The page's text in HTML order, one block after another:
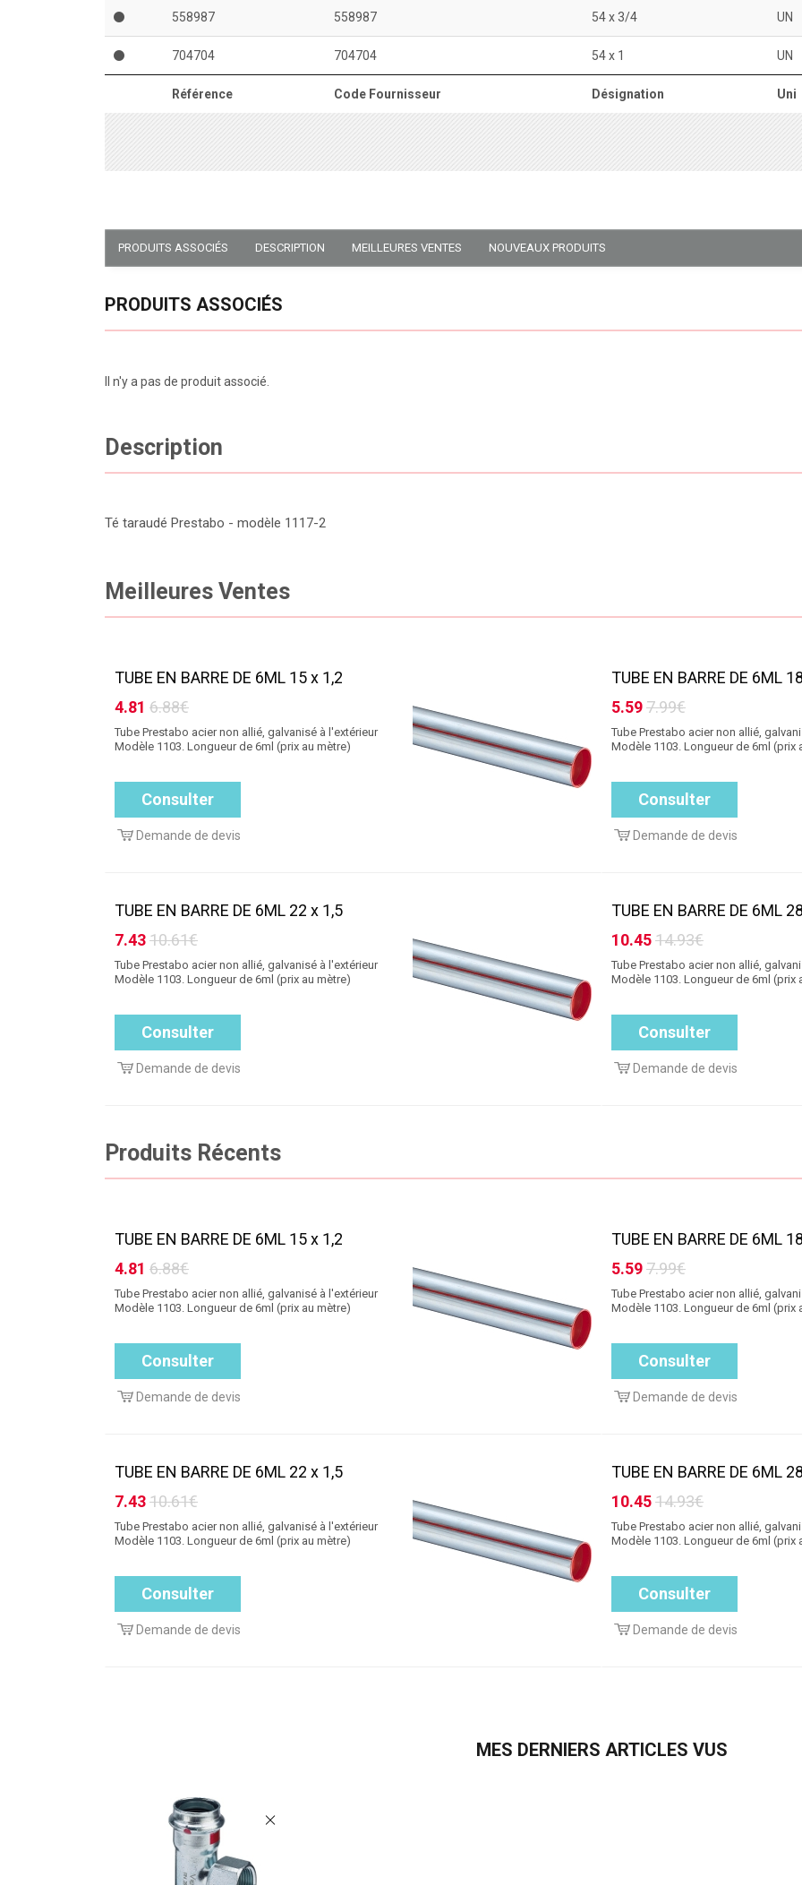
Référence Code Fournisseur Désignation Uni
558987 558987 54 x 3/4 UN
704704 704704 54 x 1 UN
PRODUITS ASSOCIÉS DESCRIPTION MEILLEURES VENTES NOUVEAUX PRODUITS
PRODUITS ASSOCIÉS
Il n'y a pas de produit associé.
Description
Té taraudé Prestabo - modèle 1117-2
Meilleures Ventes
TUBE EN BARRE DE 6ML 15 x 1,2
4.81 6.88€
Tube Prestabo acier non allié, galvanisé à l'extérieur
Modèle 1103. Longueur de 6ml (prix au mètre)
Consulter
Demande de devis
TUBE EN BARRE DE 6ML
5.597.99€
Tube Prestabo acier non allié,
Modèle 1103. Longueur de 6ml (prix
Consulter
Demande de devis
TUBE EN BARRE DE 6ML 22 x 1,5
7.4310.61€
Tube Prestabo acier non allié, galvanisé à l'extérieur
Modèle 1103. Longueur de 6ml (prix au mètre)
Consulter
Demande de devis
TUBE EN BARRE DE 6ML
10.4514.93€
Tube Prestabo acier non allié,
Modèle 1103. Longueur de 6ml (prix
Consulter
Demande de devis
Produits Récents
TUBE EN BARRE DE 6ML 15 x 1,2
4.81 6.88€
Tube Prestabo acier non allié, galvanisé à l'extérieur
Modèle 1103. Longueur de 6ml (prix au mètre)
Consulter
Demande de devis
TUBE EN BARRE DE 6ML
5.597.99€
Tube Prestabo acier non allié,
Modèle 1103. Longueur de 6ml (prix
Consulter
Demande de devis
TUBE EN BARRE DE 6ML 22 x 1,5
7.4310.61€
Tube Prestabo acier non allié, galvanisé à l'extérieur
Modèle 1103. Longueur de 6ml (prix au mètre)
Consulter
Demande de devis
TUBE EN BARRE DE 6ML
10.4514.93€
Tube Prestabo acier non allié,
Modèle 1103. Longueur de 6ml (prix
Consulter
Demande de devis
MES DERNIERS ARTICLES VUS